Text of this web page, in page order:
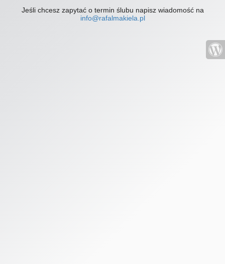
Jeśli chcesz zapytać o termin ślubu napisz wiadomość na
info@rafalmakiela.pl